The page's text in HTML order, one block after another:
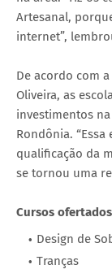
Artesanal,
internet”,
De acordo com
Oliveira, as
investimentos
Rondônia.
qualificação da
se tornou uma
Cursos
Design de
Tranças